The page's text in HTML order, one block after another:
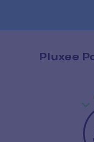
Pluxee